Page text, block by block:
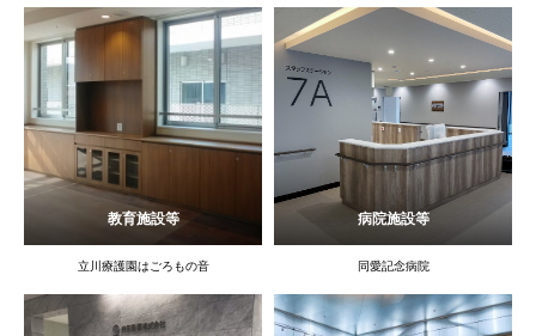
教育施設等
立川療護園はごろもの音
病院施設等
同愛記念病院